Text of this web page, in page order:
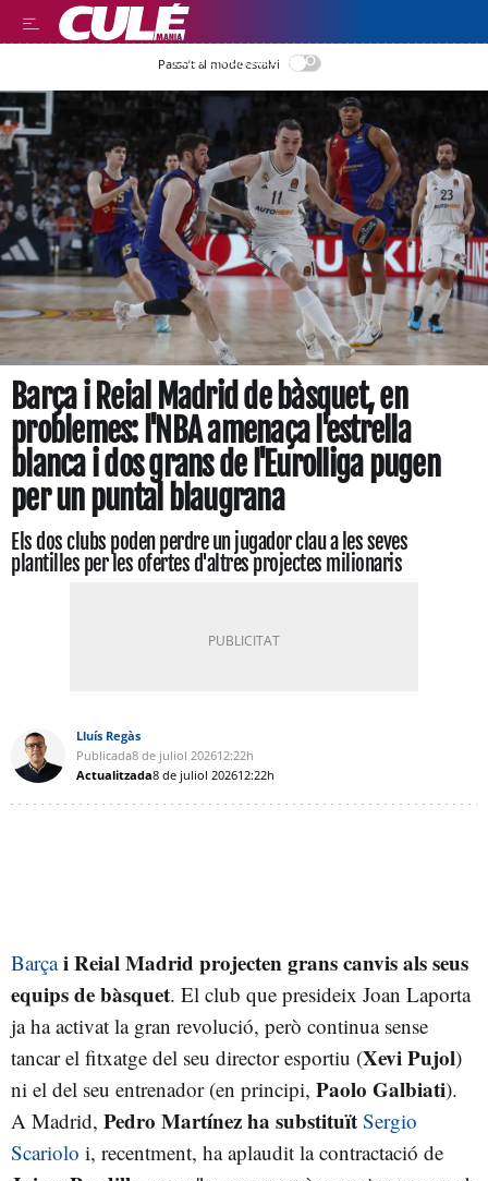
LEER EN CASTELLANO
Passa’t al mode estalvi
Barça i Reial Madrid de bàsquet, en
problemes: l'NBA amenaça l'estrella
blanca i dos grans de l'Eurolliga pugen
per un puntal blaugrana
Els dos clubs poden perdre un jugador clau a les seves
plantilles per les ofertes d'altres projectes milionaris
Lluís Regàs
Publicada8 de juliol 202612:22h
Actualitzada8 de juliol 202612:22h
Barçai Reial Madrid projecten grans canvis als seus
equips de bàsquet. El club que presideix Joan Laporta
ja ha activat la gran revolució, però continua sense
tancar el fitxatge del seu director esportiu (Xevi Pujol)
ni el del seu entrenador (en principi, Paolo Galbiati).
A Madrid, Pedro Martínez ha substituït Sergio
Scariolo i, recentment, ha aplaudit la contractació de